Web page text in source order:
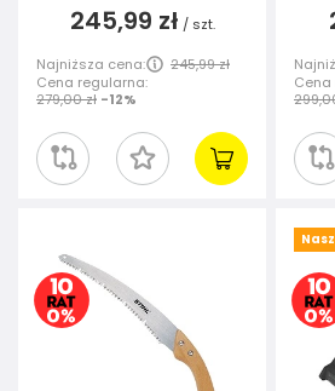
245,99 zł / szt.
Najniższa cena:
245,99 zł
Cena regularna:
279,00 zł -12%